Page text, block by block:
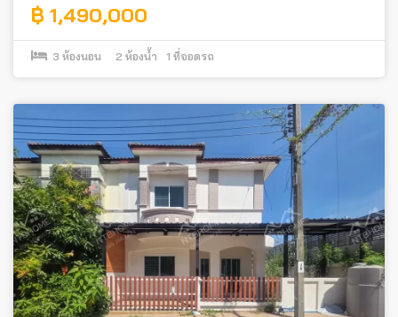
฿ 1,490,000
3 ห้องนอน 2 ห้องน้ำ 1 ที่จอดรถ